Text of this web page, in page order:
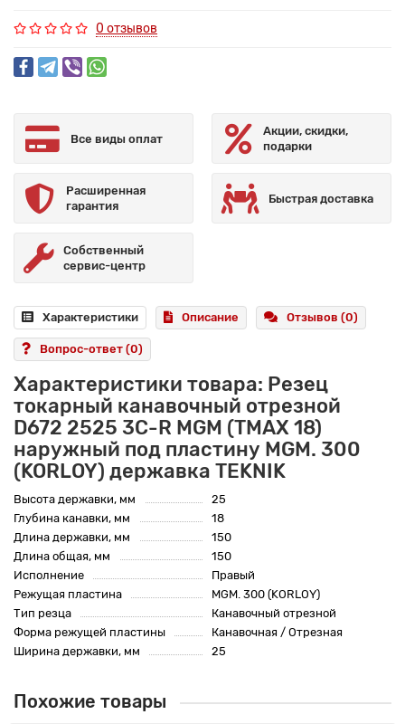
0 отзывов
Все виды оплат
Акции, скидки,
подарки
Расширенная
гарантия
Быстрая доставка
Собственный
сервис-центр
Характеристики Описание Отзывов (0)
Вопрос-ответ (0)
Характеристики товара: Резец
токарный канавочный отрезной
D672 2525 3C-R MGM (TMAX 18)
наружный под пластину MGM. 300
(KORLOY) державка TEKNIK
Высота державки, мм
25
Глубина канавки, мм
18
Длина державки, мм
150
Длина общая, мм
150
Исполнение
Правый
Режущая пластина
MGM. 300 (KORLOY)
Тип резца
Канавочный отрезной
Форма режущей пластины
Канавочная / Отрезная
Ширина державки, мм
25
Похожие товары